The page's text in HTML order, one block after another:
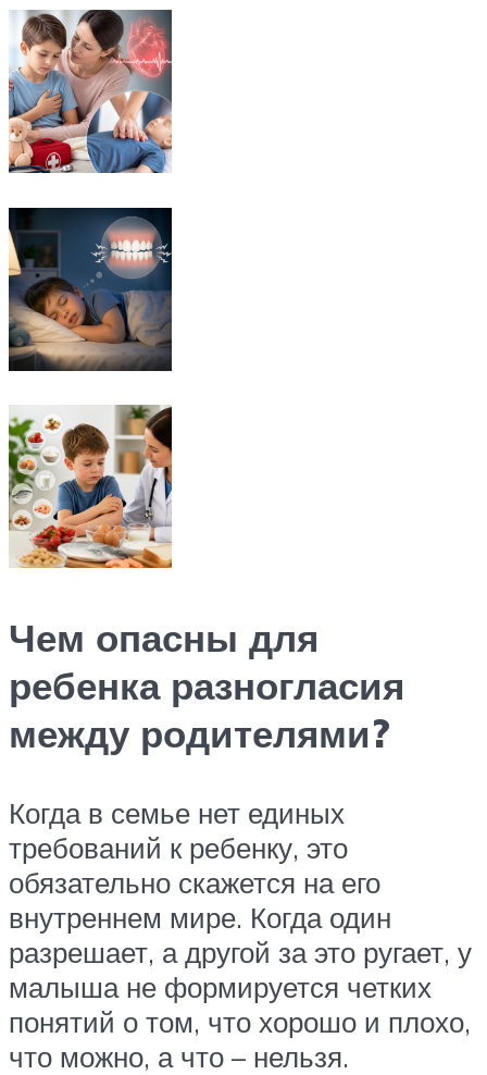
Чем опасны для
ребенка разногласия
между родителями?
Когда в семье нет единых
требований к ребенку, это
обязательно скажется на его
внутреннем мире. Когда один
разрешает, а другой за это ругает, у
малыша не формируется четких
понятий о том, что хорошо и плохо,
что можно, а что – нельзя.